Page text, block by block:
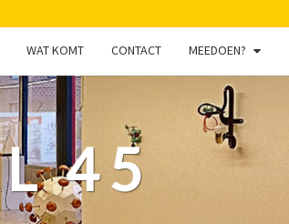
WAT KOMT CONTACT MEEDOEN?
45